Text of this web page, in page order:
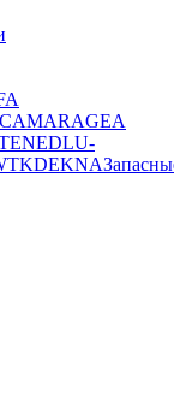
GEA
LU-
DEKNA